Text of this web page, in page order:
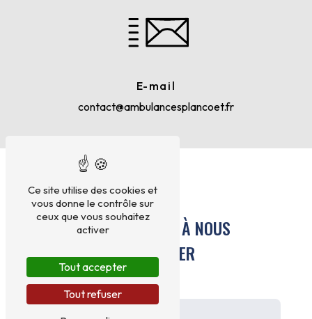
E-mail
contact@ambulancesplancoet.fr
N'HÉSITEZ PAS À NOUS
CONTACTER
Ce site utilise des cookies et
vous donne le contrôle sur
ceux que vous souhaitez
activer
Tout accepter
Tout refuser